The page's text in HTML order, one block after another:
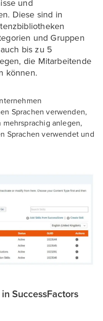
und
Diese sind in
und Gruppen
bis zu 5
die Mitarbeitende
können.
Sprachen verwenden,
anlegen,
Sprachen verwendet und
SuccessFactors